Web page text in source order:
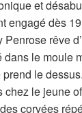
et
engagé dès
Penrose rêve
dans le moule
le
le jeune
corvées